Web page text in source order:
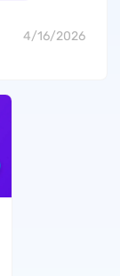
4/16/2026